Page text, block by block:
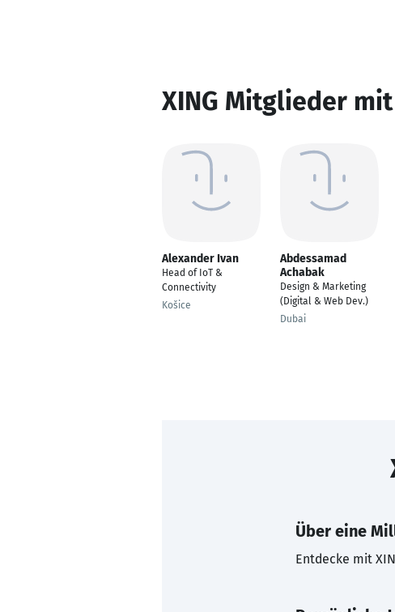
XING Mitglieder
Alexander Ivan
Head of IoT &
Connectivity
Košice
Abdessamad
Achabak
Design & Marketing
(Digital & Web Dev.)
Dubai
Über eine
Entdecke mit